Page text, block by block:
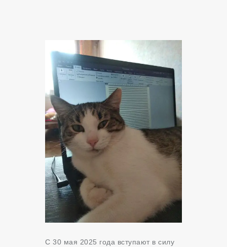
С 30 мая 2025 года вступают в силу